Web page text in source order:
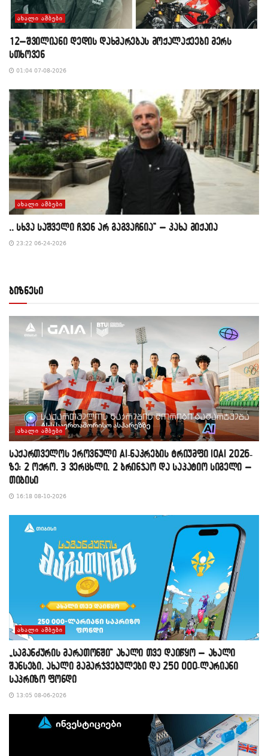
ᲐᲮᲐᲚᲘ ᲐᲛᲑᲔᲑᲘ
12–შვილიანი დედის დახმარებას მოქალაქეები მერს
სთხოვენ
01:04 07-08-2026
ᲐᲮᲐᲚᲘ ᲐᲛᲑᲔᲑᲘ
,, სხვა საშველი ჩვენ არ გაგვაჩნია” – კახა მიქაია
23:22 06-24-2026
ბიზნესი
ᲐᲮᲐᲚᲘ ᲐᲛᲑᲔᲑᲘ
საქართველოს ეროვნული AI-ნაკრების ტრიუმფი IOAI 2026-
ზე: 2 ოქრო, 3 ვერცხლი, 2 ბრინჯაო და საპატიო სიგელი –
თიბისი
16:18 08-10-2026
ᲐᲮᲐᲚᲘ ᲐᲛᲑᲔᲑᲘ
„საგანძურის მარათონში“ ახალი თვე დაიწყო – ახალი
შანსები, ახალი გამარჯვებულები და 250 000-ლარიანი
საპრიზო ფონდი
13:05 08-06-2026